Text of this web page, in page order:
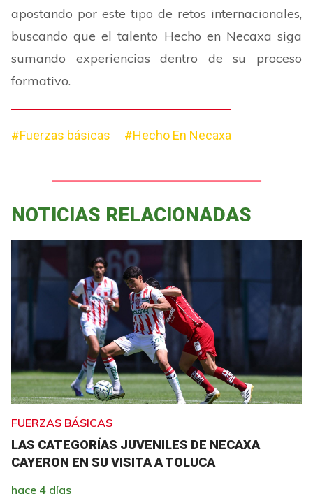
apostando por este tipo de retos internacionales,
buscando que el talento Hecho en Necaxa siga
sumando experiencias dentro de su proceso
formativo.
#Fuerzas básicas #Hecho En Necaxa
NOTICIAS RELACIONADAS
FUERZAS BÁSICAS
LAS CATEGORÍAS JUVENILES DE NECAXA
CAYERON EN SU VISITA A TOLUCA
hace 4 días